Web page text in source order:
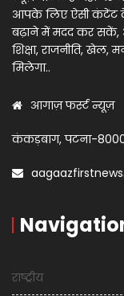
आपके लिए ऐसी कंटेंट
बढ़ाने में मदद कर सकें,
शिक्षा, राजनीति, खेल,
मिलेगा..
आगाज़ फर्स्ट न्यूज़
कंकड़बाग, पटना-
राष्ट्रीय